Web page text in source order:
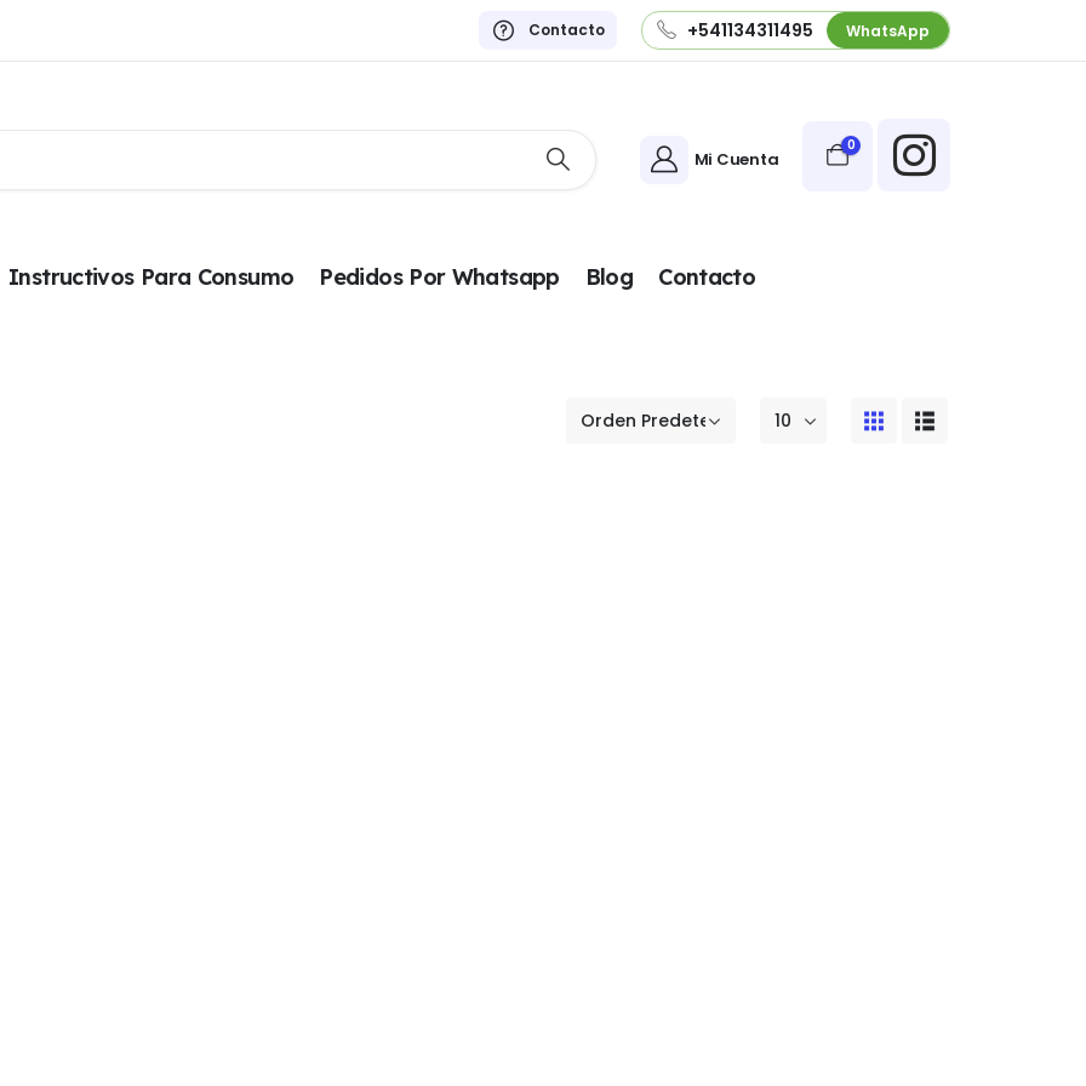
Contacto +541134311495 WhatsApp
Mi Cuenta
0
Instructivos Para Consumo Pedidos Por Whatsapp Blog Contacto